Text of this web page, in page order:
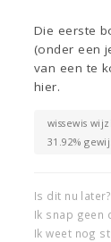
Die eerste
(onder een
van een te
hier.
wissewis
31.92%
Is dit nu later?
Ik snap geen
Ik weet nog